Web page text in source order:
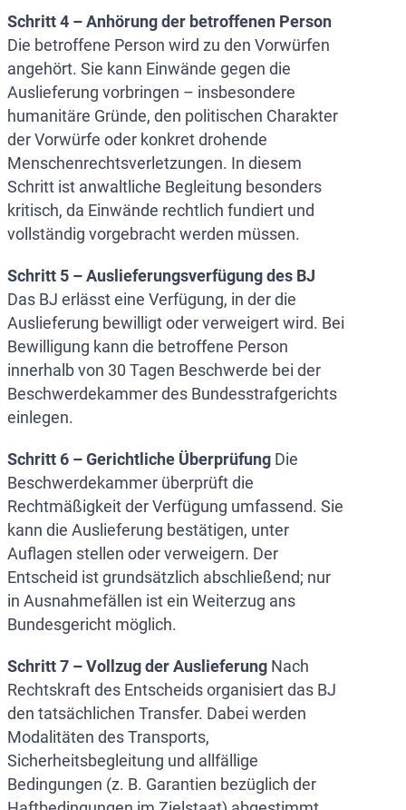
Schritt 4 – Anhörung der betroffenen Person
Die betroffene Person wird zu den Vorwürfen
angehört. Sie kann Einwände gegen die
Auslieferung vorbringen – insbesondere
humanitäre Gründe, den politischen Charakter
der Vorwürfe oder konkret drohende
Menschenrechtsverletzungen. In diesem
Schritt ist anwaltliche Begleitung besonders
kritisch, da Einwände rechtlich fundiert und
vollständig vorgebracht werden müssen.
Schritt 5 – Auslieferungsverfügung des BJ
Das BJ erlässt eine Verfügung, in der die
Auslieferung bewilligt oder verweigert wird. Bei
Bewilligung kann die betroffene Person
innerhalb von 30 Tagen Beschwerde bei der
Beschwerdekammer des Bundesstrafgerichts
einlegen.
Schritt 6 – Gerichtliche Überprüfung Die
Beschwerdekammer überprüft die
Rechtmäßigkeit der Verfügung umfassend. Sie
kann die Auslieferung bestätigen, unter
Auflagen stellen oder verweigern. Der
Entscheid ist grundsätzlich abschließend; nur
in Ausnahmefällen ist ein Weiterzug ans
Bundesgericht möglich.
Schritt 7 – Vollzug der Auslieferung Nach
Rechtskraft des Entscheids organisiert das BJ
den tatsächlichen Transfer. Dabei werden
Modalitäten des Transports,
Sicherheitsbegleitung und allfällige
Bedingungen (z. B. Garantien bezüglich der